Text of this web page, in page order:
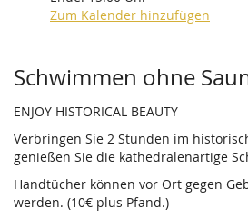
Zum Kalender hinzufügen
Produkte
Schwimmen ohne
ENJOY HISTORICAL BEAUTY
Verbringen Sie 2 Stunden im
genießen Sie die kathedralenartige
Handtücher können vor Ort gegen
werden. (10€ plus Pfand.)